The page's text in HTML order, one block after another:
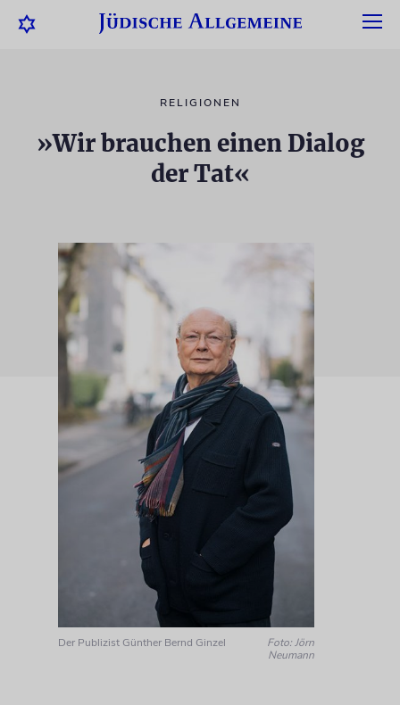
RELIGIONEN
»Wir brauchen einen Dialog
der Tat«
Der Publizist Günther Bernd Ginzel
Foto: Jörn
Neumann